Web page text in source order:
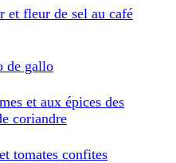
et fleur de sel au café
de gallo
et aux épices des
coriandre
tomates confites